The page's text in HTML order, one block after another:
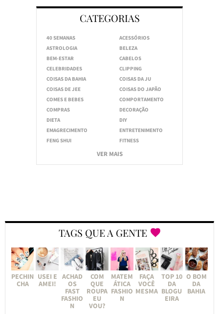
CATEGORIAS
40 SEMANAS
ACESSÓRIOS
ASTROLOGIA
BELEZA
BEM-ESTAR
CABELOS
CELEBRIDADES
CLIPPING
COISAS DA BAHIA
COISAS DA JU
COISAS DE JEE
COISAS DO JAPÃO
COMES E BEBES
COMPORTAMENTO
COMPRAS
DECORAÇÃO
DIETA
DIY
EMAGRECIMENTO
ENTRETENIMENTO
FENG SHUI
FITNESS
VER MAIS
TAGS QUE A GENTE
PECHIN
CHA
USEI E
AMEI!
ACHAD
OS
FAST
FASHIO
N
COM
QUE
ROUPA
EU
VOU?
MATEM
ÁTICA
FASHIO
N
FAÇA
VOCÊ
MESMA
TOP 10
DA
BLOGU
EIRA
O BOM
DA
BAHIA